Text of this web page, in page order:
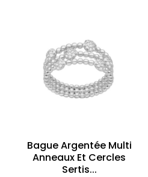
Bague Argentée Multi
Anneaux Et Cercles
Sertis...